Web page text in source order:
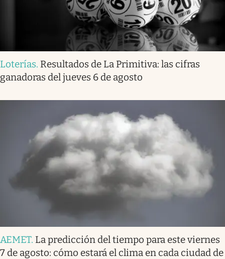
Loterías. Resultados de La Primitiva: las cifras
ganadoras del jueves 6 de agosto
AEMET. La predicción del tiempo para este viernes
7 de agosto: cómo estará el clima en cada ciudad de